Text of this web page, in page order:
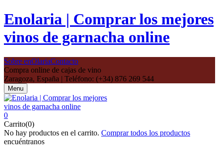
Enolaria | Comprar los mejores
vinos de garnacha online
Sobre enOlariaContacto
Compra online de cajas de vino
Zaragoza, España | Teléfono: (+34) 876 269 544
Menu
0
Carrito(0)
No hay productos en el carrito. Comprar todos los productos
encuéntranos